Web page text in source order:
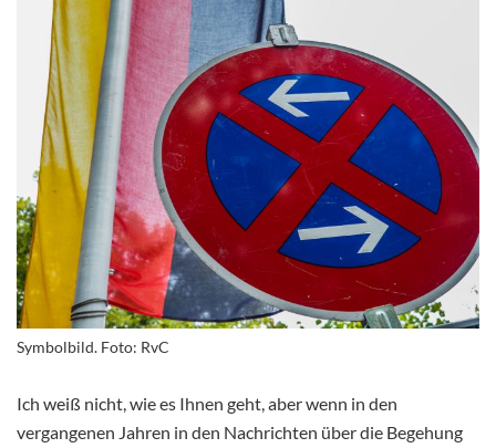
Symbolbild. Foto: RvC
Ich weiß nicht, wie es Ihnen geht, aber wenn in den
vergangenen Jahren in den Nachrichten über die Begehung